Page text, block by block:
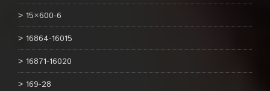
15×600-6
16864-16015
16871-16020
169-28